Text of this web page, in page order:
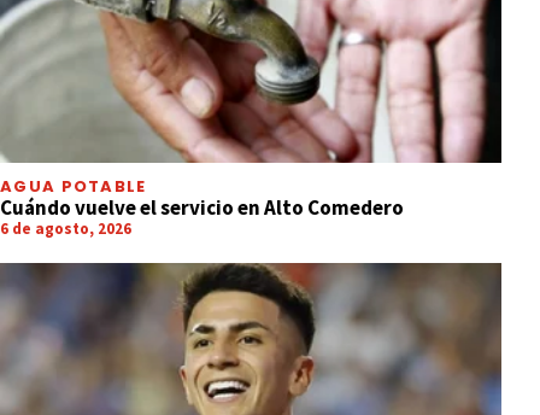
AGUA POTABLE
Cuándo vuelve el servicio en Alto Comedero
6 de agosto, 2026